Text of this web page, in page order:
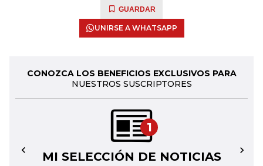
GUARDAR
UNIRSE A WHATSAPP
CONOZCA LOS BENEFICIOS EXCLUSIVOS PARA
NUESTROS SUSCRIPTORES
1
MI SELECCIÓN DE NOTICIAS
← →